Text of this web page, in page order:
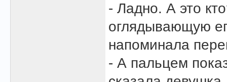
- Ладно. А это
оглядывающую
напоминала
- А пальцем